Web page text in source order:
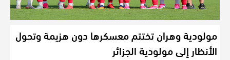
مولودية وهران تختتم معسكرها دون هزيمة وتحول
الأنظار إلى مولودية الجزائر